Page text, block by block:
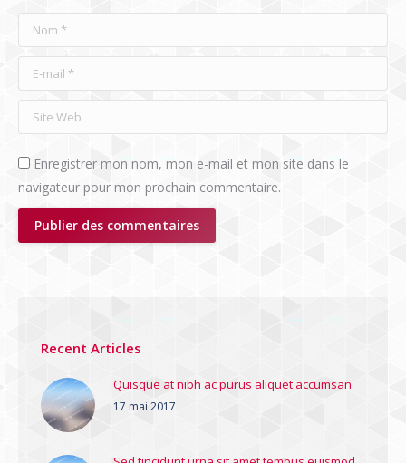
Nom *
E-mail *
Site Web
Enregistrer mon nom, mon e-mail et mon site dans le
navigateur pour mon prochain commentaire.
Publier des commentaires
Recent Articles
Quisque at nibh ac purus aliquet accumsan
17 mai 2017